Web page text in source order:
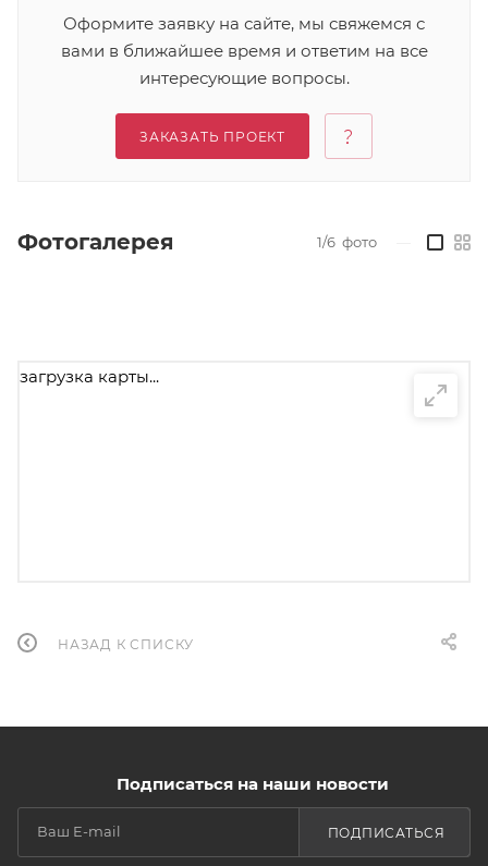
Оформите заявку на сайте, мы свяжемся с
вами в ближайшее время и ответим на все
интересующие вопросы.
ЗАКАЗАТЬ ПРОЕКТ
Фотогалерея 1/6 фото
загрузка карты...
НАЗАД К СПИСКУ
Подписаться на наши новости
ПОДПИСАТЬСЯ